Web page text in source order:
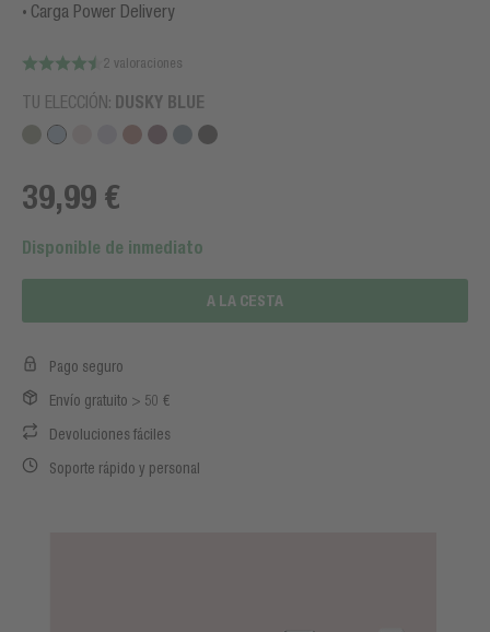
Carga Power Delivery
2 valoraciones
TU ELECCIÓN: DUSKY BLUE
39,99 €
Disponible de inmediato
A LA CESTA
Pago seguro
Envío gratuito > 50 €
Devoluciones fáciles
Soporte rápido y personal